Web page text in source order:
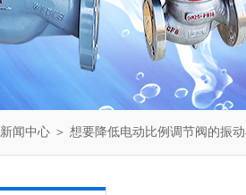
新闻中心 ＞ 想要降低电动比例调节阀的振